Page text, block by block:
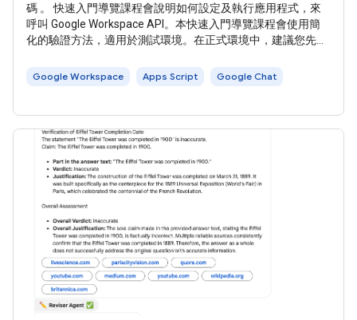
碼 。 快速入門導覽課程會說明如何設定及執行應用程式，來
呼叫 Google Workspace API。本快速入門導覽課程會使用簡
化的驗證方法，適用於測試環境。在正式環境中，建議您先瞭
Script，Google Workspace 快速入門導覽課程會使用 進階
Google Workspace Apps Script Google Chat